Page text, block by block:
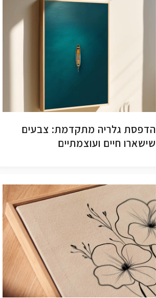
הדפסת גלריה מתקדמת: צבעים
שישארו חיים ועוצמתיים